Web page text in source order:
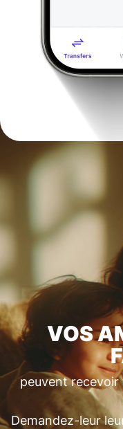
VOS
peuvent recevoir
Demandez-leur